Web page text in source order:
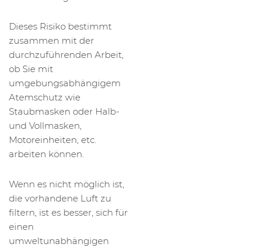
Dieses Risiko bestimmt
zusammen mit der
durchzuführenden Arbeit,
ob Sie mit
umgebungsabhängigem
Atemschutz wie
Staubmasken oder Halb-
und Vollmasken,
Motoreinheiten, etc.
arbeiten können.
Wenn es nicht möglich ist,
die vorhandene Luft zu
filtern, ist es besser, sich für
einen
umweltunabhängigen